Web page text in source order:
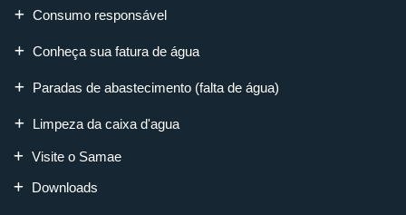
Consumo responsável
Conheça sua fatura de água
Paradas de abastecimento (falta de água)
Limpeza da caixa d'agua
Visite o Samae
Downloads